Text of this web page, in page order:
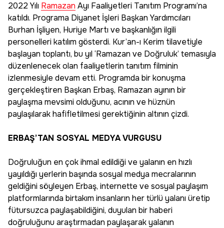
2022 Yılı Ramazan Ayı Faaliyetleri Tanıtım Programı’na
katıldı. Programa Diyanet İşleri Başkan Yardımcıları
Burhan İşliyen, Huriye Martı ve başkanlığın ilgili
personelleri katılım gösterdi. Kur’an-ı Kerim tilavetiyle
başlayan toplantı, bu yıl ‘Ramazan ve Doğruluk’ temasıyla
düzenlenecek olan faaliyetlerin tanıtım filminin
izlenmesiyle devam etti. Programda bir konuşma
gerçekleştiren Başkan Erbaş, Ramazan ayının bir
paylaşma mevsimi olduğunu, acının ve hüznün
paylaşılarak hafifletilmesi gerektiğinin altının çizdi.
ERBAŞ’TAN SOSYAL MEDYA VURGUSU
Doğruluğun en çok ihmal edildiği ve yalanın en hızlı
yayıldığı yerlerin başında sosyal medya mecralarının
geldiğini söyleyen Erbaş, internette ve sosyal paylaşım
platformlarında birtakım insanların her türlü yalanı üretip
fütursuzca paylaşabildiğini, duyulan bir haberi
doğruluğunu araştırmadan paylaşarak yalanın